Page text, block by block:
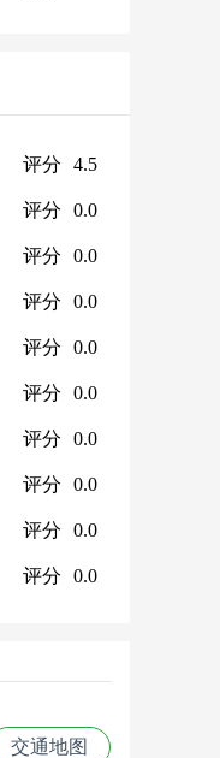
评分 4.5
评分 0.0
评分 0.0
评分 0.0
评分 0.0
评分 0.0
评分 0.0
评分 0.0
评分 0.0
评分 0.0
交通地图